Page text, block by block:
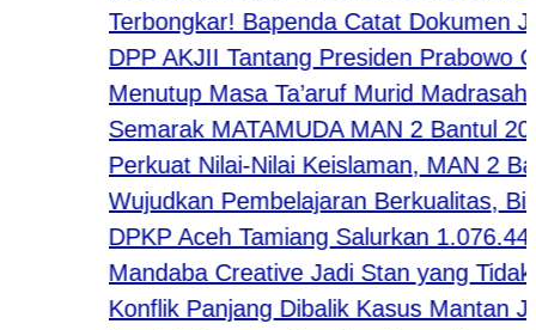
​Terbongkar! Bapenda Catat Dokumen
DPP AKJII Tantang Presiden Prabowo
Menutup Masa Ta’aruf Murid Madrasah,
Semarak MATAMUDA MAN 2 Bantul
Perkuat Nilai-Nilai Keislaman, MAN 2
Wujudkan Pembelajaran Berkualitas,
DPKP Aceh Tamiang Salurkan 1.076.440
Mandaba Creative Jadi Stan yang Tidak
Konflik Panjang Dibalik Kasus Mantan